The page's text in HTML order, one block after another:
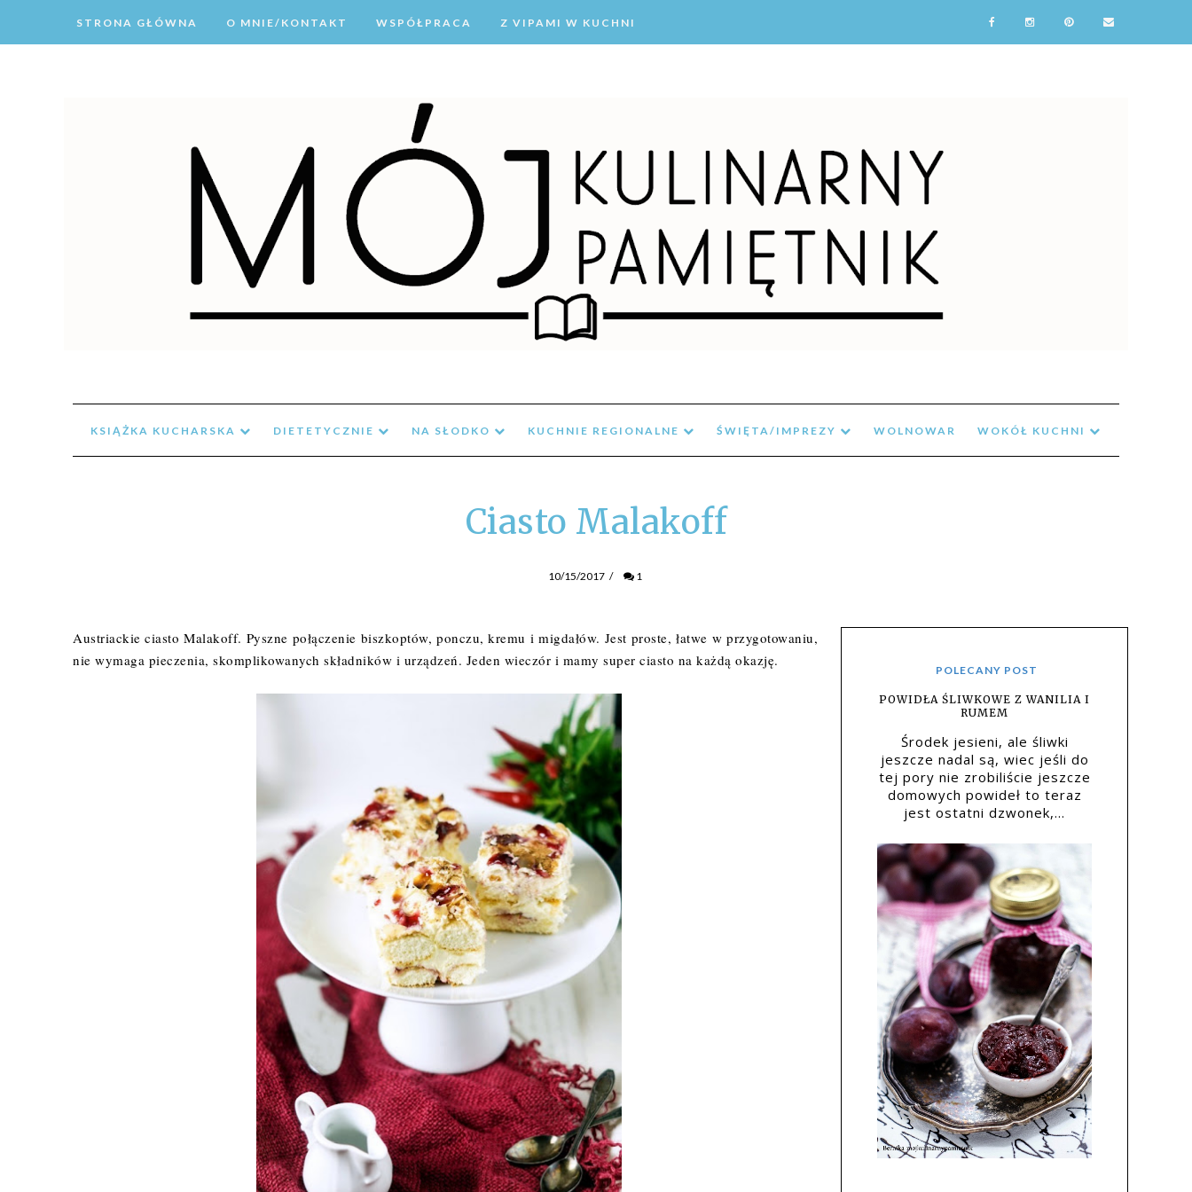
STRONA GŁÓWNA O MNIE/KONTAKT WSPÓŁPRACA Z VIPAMI W KUCHNI
KSIĄŻKA KUCHARSKA DIETETYCZNIE NA SŁODKO KUCHNIE REGIONALNE ŚWIĘTA/IMPREZY WOLNOWAR WOKÓŁ KUCHNI
Ciasto Malakoff
10/15/2017 / 1
Austriackie ciasto Malakoff. Pyszne połączenie biszkoptów, ponczu, kremu i migdałów. Jest proste, łatwe w przygotowaniu,
nie wymaga pieczenia, skomplikowanych składników i urządzeń. Jeden wieczór i mamy super ciasto na każdą okazję.
POLECANY POST
POWIDŁA ŚLIWKOWE Z WANILIA I
RUMEM
Środek jesieni, ale śliwki
jeszcze nadal są, wiec jeśli do
tej pory nie zrobiliście jeszcze
domowych powideł to teraz
jest ostatni dzwonek,...